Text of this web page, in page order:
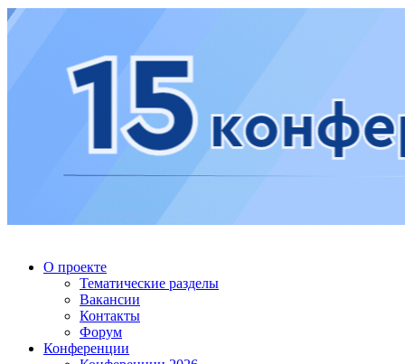
О проекте
Тематические разделы
Вакансии
Контакты
Форум
Конференции